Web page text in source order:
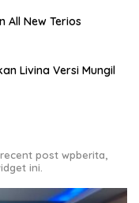
All New Terios
Livina Versi Mungil
post wpberita,
ini.